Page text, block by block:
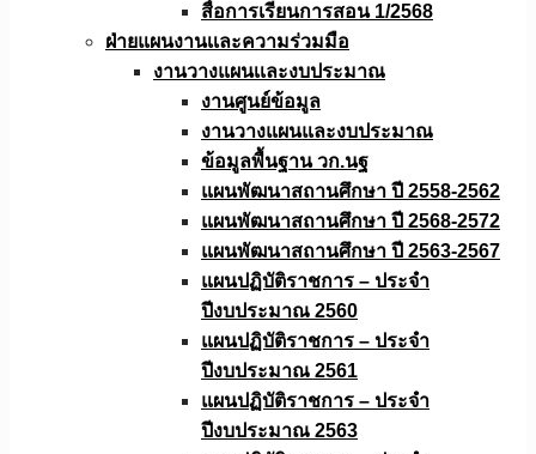
สื่อการเรียนการสอน 1/2568
ฝ่ายแผนงานเเละความร่วมมือ
งานวางแผนเเละงบประมาณ
งานศูนย์ข้อมูล
งานวางแผนและงบประมาณ
ข้อมูลพื้นฐาน วก.นฐ
แผนพัฒนาสถานศึกษา ปี 2558-2562
แผนพัฒนาสถานศึกษา ปี 2568-2572
แผนพัฒนาสถานศึกษา ปี 2563-2567
แผนปฏิบัติราชการ – ประจำ
ปีงบประมาณ 2560
แผนปฏิบัติราชการ – ประจำ
ปีงบประมาณ 2561
แผนปฏิบัติราชการ – ประจำ
ปีงบประมาณ 2563